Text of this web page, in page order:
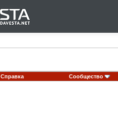
Справка Сообщество